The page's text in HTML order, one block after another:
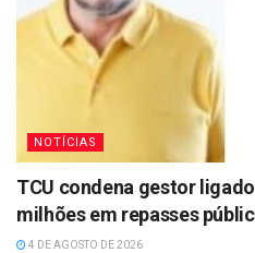
NOTÍCIAS
TCU condena gestor
milhões em repasses
4 DE AGOSTO DE 2026